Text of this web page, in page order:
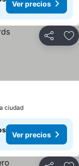
Ver precios
Compartir
ciudad
Ver precios